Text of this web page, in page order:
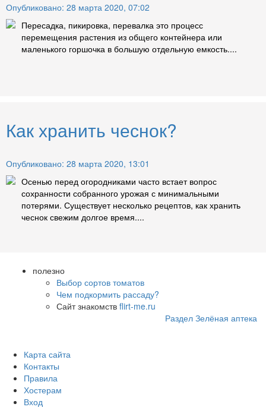
Опубликовано: 28 марта 2020, 07:02
Пересадка, пикировка, перевалка это процесс
перемещения растения из общего контейнера или
маленького горшочка в большую отдельную емкость....
Как хранить чеснок?
Опубликовано: 28 марта 2020, 13:01
Осенью перед огородниками часто встает вопрос
сохранности собранного урожая с минимальными
потерями. Существует несколько рецептов, как хранить
чеснок свежим долгое время....
полезно
Выбор сортов томатов
Чем подкормить рассаду?
Сайт знакомств flirt-me.ru
Раздел Зелёная аптека
Карта сайта
Контакты
Правила
Хостерам
Вход